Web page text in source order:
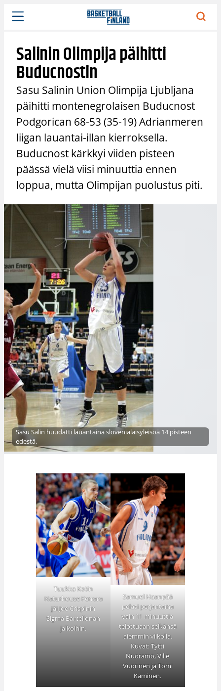
Siirry
sisältöön
Salinin Olimpija päihitti
Buducnostin
Sasu Salinin Union Olimpija Ljubljana
päihitti montenegrolaisen Buducnost
Podgorican 68-53 (35-19) Adrianmeren
liigan lauantai-illan kierroksella.
Buducnost kärkkyi viiden pisteen
päässä vielä viisi minuuttia ennen
loppua, mutta Olimpijan puolustus piti.
Sasu Salin huudatti lauantaina slovenialaisyleisöä 14 pisteen
edestä.
Tuukka Kotin
Naturhouse Ferrara
jäi Joe Crispinin
Sigma Barcellonan
jalkoihin.
Samuel Haanpää
pelasi perjantaina
vain 11 minuuttia
telottuaan selkänsä
aiemmin viikolla.
Kuvat: Tytti
Nuoramo, Ville
Vuorinen ja Tomi
Kaminen.